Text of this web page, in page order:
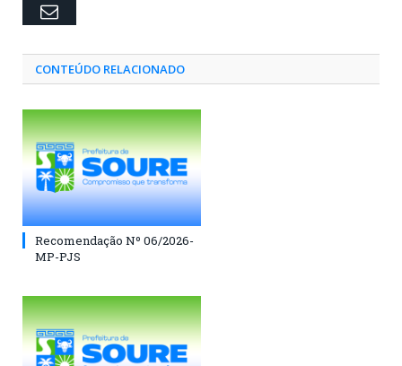
Email
CONTEÚDO RELACIONADO
Recomendação Nº 06/2026-
MP-PJS